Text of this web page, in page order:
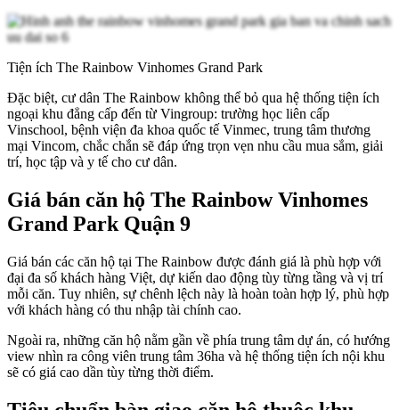
Tiện ích The Rainbow Vinhomes Grand Park
Đặc biệt, cư dân The Rainbow không thể bỏ qua hệ thống tiện ích
ngoại khu đẳng cấp đến từ Vingroup: trường học liên cấp
Vinschool, bệnh viện đa khoa quốc tế Vinmec, trung tâm thương
mại Vincom, chắc chắn sẽ đáp ứng trọn vẹn nhu cầu mua sắm, giải
trí, học tập và y tế cho cư dân.
Giá bán căn hộ The Rainbow Vinhomes
Grand Park Quận 9
Giá bán các căn hộ tại The Rainbow được đánh giá là phù hợp với
đại đa số khách hàng Việt, dự kiến dao động tùy từng tầng và vị trí
mỗi căn. Tuy nhiên, sự chênh lệch này là hoàn toàn hợp lý, phù hợp
với khách hàng có thu nhập tài chính cao.
Ngoài ra, những căn hộ nằm gần về phía trung tâm dự án, có hướng
view nhìn ra công viên trung tâm 36ha và hệ thống tiện ích nội khu
sẽ có giá cao dần tùy từng thời điểm.